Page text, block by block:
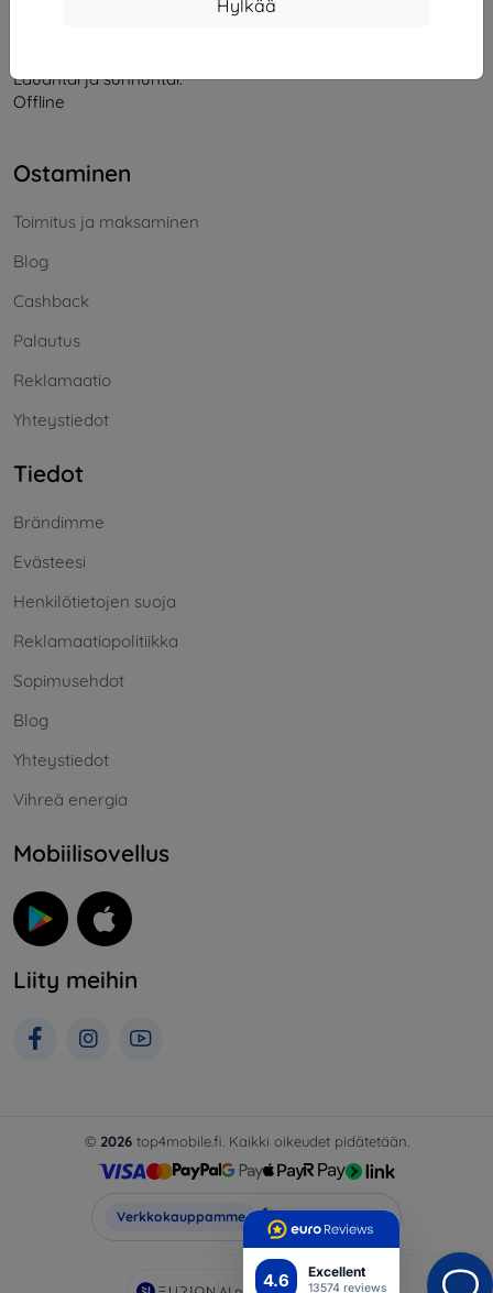
4.6 Excellent
13574 reviews
Hylkää
Maanantaista perjantaihin:
Lauantai ja sunnuntai:
Offline
Ostaminen
Toimitus ja maksaminen
Blog
Cashback
Palautus
Reklamaatio
Yhteystiedot
Tiedot
Brändimme
Evästeesi
Henkilötietojen suoja
Reklamaatiopolitiikka
Sopimusehdot
Blog
Yhteystiedot
Vihreä energia
Mobiilisovellus
Liity meihin
© 2026top4mobile.fi. Kaikki oikeudet pidätetään.
Verkkokauppamme Top4Mobile.fi